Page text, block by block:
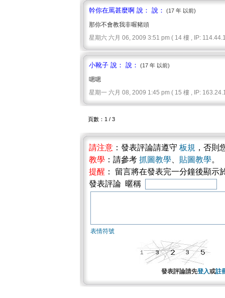
幹你在罵甚麼啊 說： 說： (17 年 以前)
那你不會教我非喔豬頭
星期六 六月 06, 2009 3:51 pm ( 14 樓 , IP:
小靴子 說： 說： (17 年 以前)
嗯嗯
星期一 六月 08, 2009 1:45 pm ( 15 樓 , IP:
頁數：1 / 3
請注意 ：發表評論請遵守 板規 ，否則
教學 ：請參考 抓圖教學 貼圖教學。
提醒 ： 留言將在發表完一分鐘後顯
發表評論 暱稱
表情符號
發表評論請先登入或註